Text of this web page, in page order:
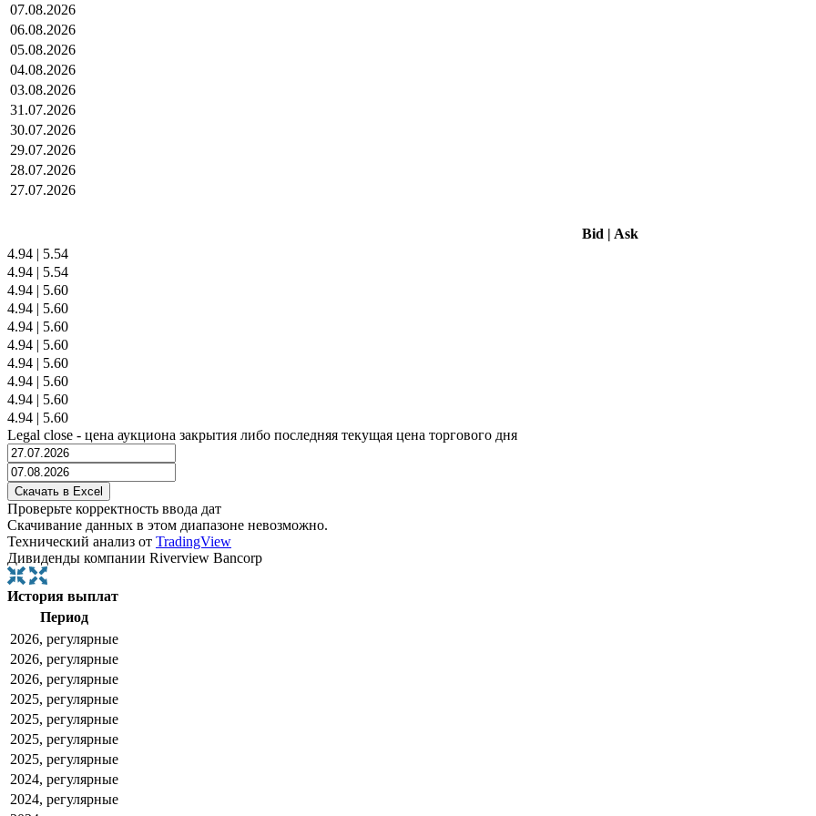
07.08.2026
06.08.2026
05.08.2026
04.08.2026
03.08.2026
31.07.2026
30.07.2026
29.07.2026
28.07.2026
27.07.2026
Bid | Ask
4.94 | 5.54
4.94 | 5.54
4.94 | 5.60
4.94 | 5.60
4.94 | 5.60
4.94 | 5.60
4.94 | 5.60
4.94 | 5.60
4.94 | 5.60
4.94 | 5.60
Legal close - цена аукциона закрытия либо последняя текущая цена торгового дня
Проверьте корректность ввода дат
Скачивание данных в этом диапазоне невозможно.
Технический анализ от TradingView
Дивиденды компании Riverview Bancorp
История выплат
Период
2026, регулярные
2026, регулярные
2026, регулярные
2025, регулярные
2025, регулярные
2025, регулярные
2025, регулярные
2024, регулярные
2024, регулярные